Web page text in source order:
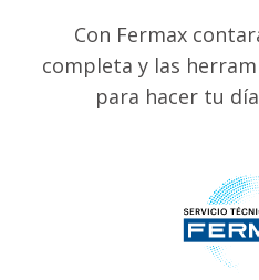
Con Fermax
completa y las
para hacer tu